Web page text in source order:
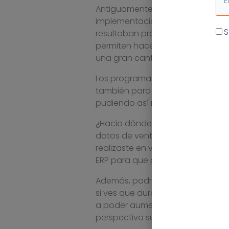
Antiguamente los
implementación y
resultaban prácticos. Hoy, sin
permiten hacer en menos
una gran cantidad de trabajo
Los programas de gestión en la
también para autónomos,
pudiendo así mejorar la
¿Hacia dónde está yendo tu
datos de ventas por trimestre?
realizaste en ventas y
ERP para que puedas verla en
Además, podrás monitorizar
si ves que durante un período
a poder aumentar las ventas.
perspectiva suficiente para